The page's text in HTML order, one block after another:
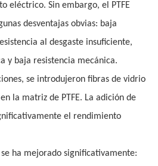
eléctrico. Sin embargo, el PTFE
desventajas obvias: baja
al desgaste insuficiente,
y baja resistencia mecánica.
se introdujeron fibras de vidrio
la matriz de PTFE. La adición de
el rendimiento
ha mejorado significativamente: